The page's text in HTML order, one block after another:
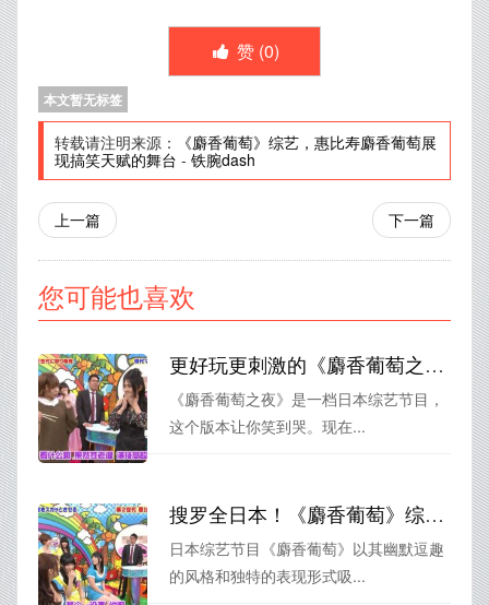
赞 (0)
本文暂无标签
转载请注明来源：
《麝香葡萄》综艺，惠比寿麝香葡萄展
现搞笑天赋的舞台 - 铁腕dash
上一篇 下一篇
您可能也喜欢
更好玩更刺激的《麝香葡萄之夜》二代完整版，让你笑到哭~
《麝香葡萄之夜》是一档日本综艺节目，
这个版本让你笑到哭。现在...
搜罗全日本！《麝香葡萄》综艺展示才艺，让你感受不一样的演出艺术
日本综艺节目《麝香葡萄》以其幽默逗趣
的风格和独特的表现形式吸...